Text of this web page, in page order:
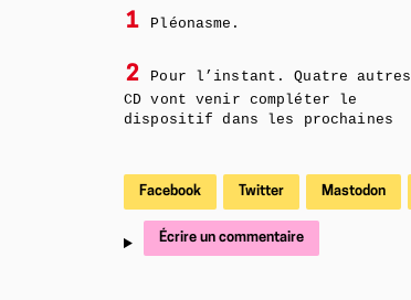
1 Pléonasme.
2
Pour l’instant. Quatre autres
CD vont venir compléter le
dispositif dans les prochaines
Facebook Twitter Mastodon
Écrire un commentaire